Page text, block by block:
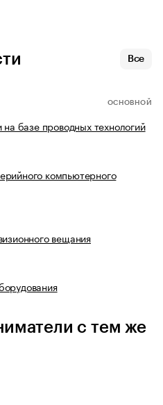
Все
ОСНОВНОЙ
базе проводных технологий
компьютерного
вещания
с тем же